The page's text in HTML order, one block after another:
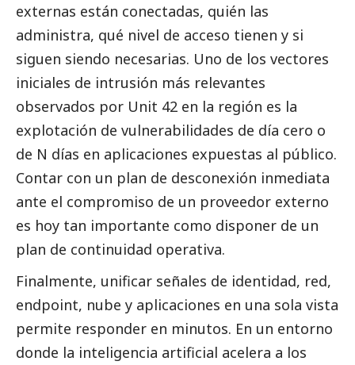
externas están conectadas, quién las
administra, qué nivel de acceso tienen y si
siguen siendo necesarias. Uno de los vectores
iniciales de intrusión más relevantes
observados por Unit 42 en la región es la
explotación de vulnerabilidades de día cero o
de N días en aplicaciones expuestas al público.
Contar con un plan de desconexión inmediata
ante el compromiso de un proveedor externo
es hoy tan importante como disponer de un
plan de continuidad operativa.
Finalmente, unificar señales de identidad, red,
endpoint, nube y aplicaciones en una sola vista
permite responder en minutos. En un entorno
donde la inteligencia artificial acelera a los